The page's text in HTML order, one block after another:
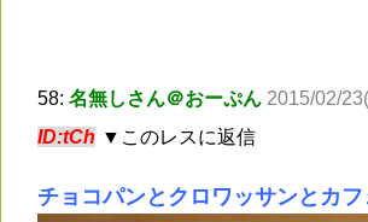
58: 名無しさん＠おーぷん 2015/02/
ID:tCh ▼このレスに返信
チョコパンとクロワッサンとカ